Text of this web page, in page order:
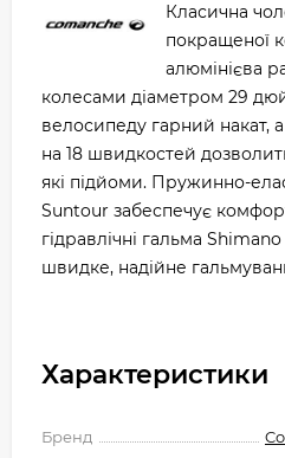
Класична
покращеної
алюмінієва
колесами діаметром 29
велосипеду гарний накат,
на 18 швидкостей
які підйоми. Пружинно-
Suntour забеспечує
гідравлічні гальма
швидке, надійне
Характеристики
Бренд